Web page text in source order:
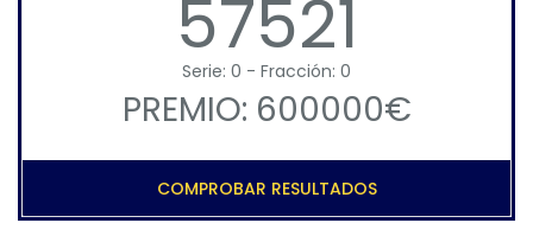
57521
Serie: 0 - Fracción: 0
PREMIO: 600000€
COMPROBAR RESULTADOS